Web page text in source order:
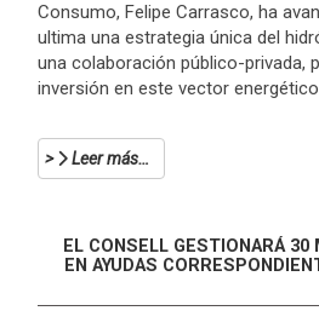
Consumo, Felipe Carrasco, ha
ultima una estrategia única del
una colaboración público-privada,
inversión en este vector
Leer más…
EL CONSELL GESTIONARÁ 30
EN AYUDAS